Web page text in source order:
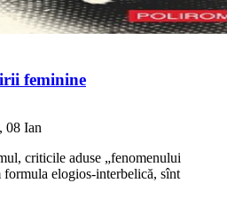
feminine
08 Ian
criticile aduse „fenomenului
formula elogios-interbelică, sînt